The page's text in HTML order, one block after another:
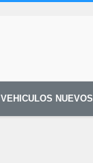
VEHICULOS NUEVOS